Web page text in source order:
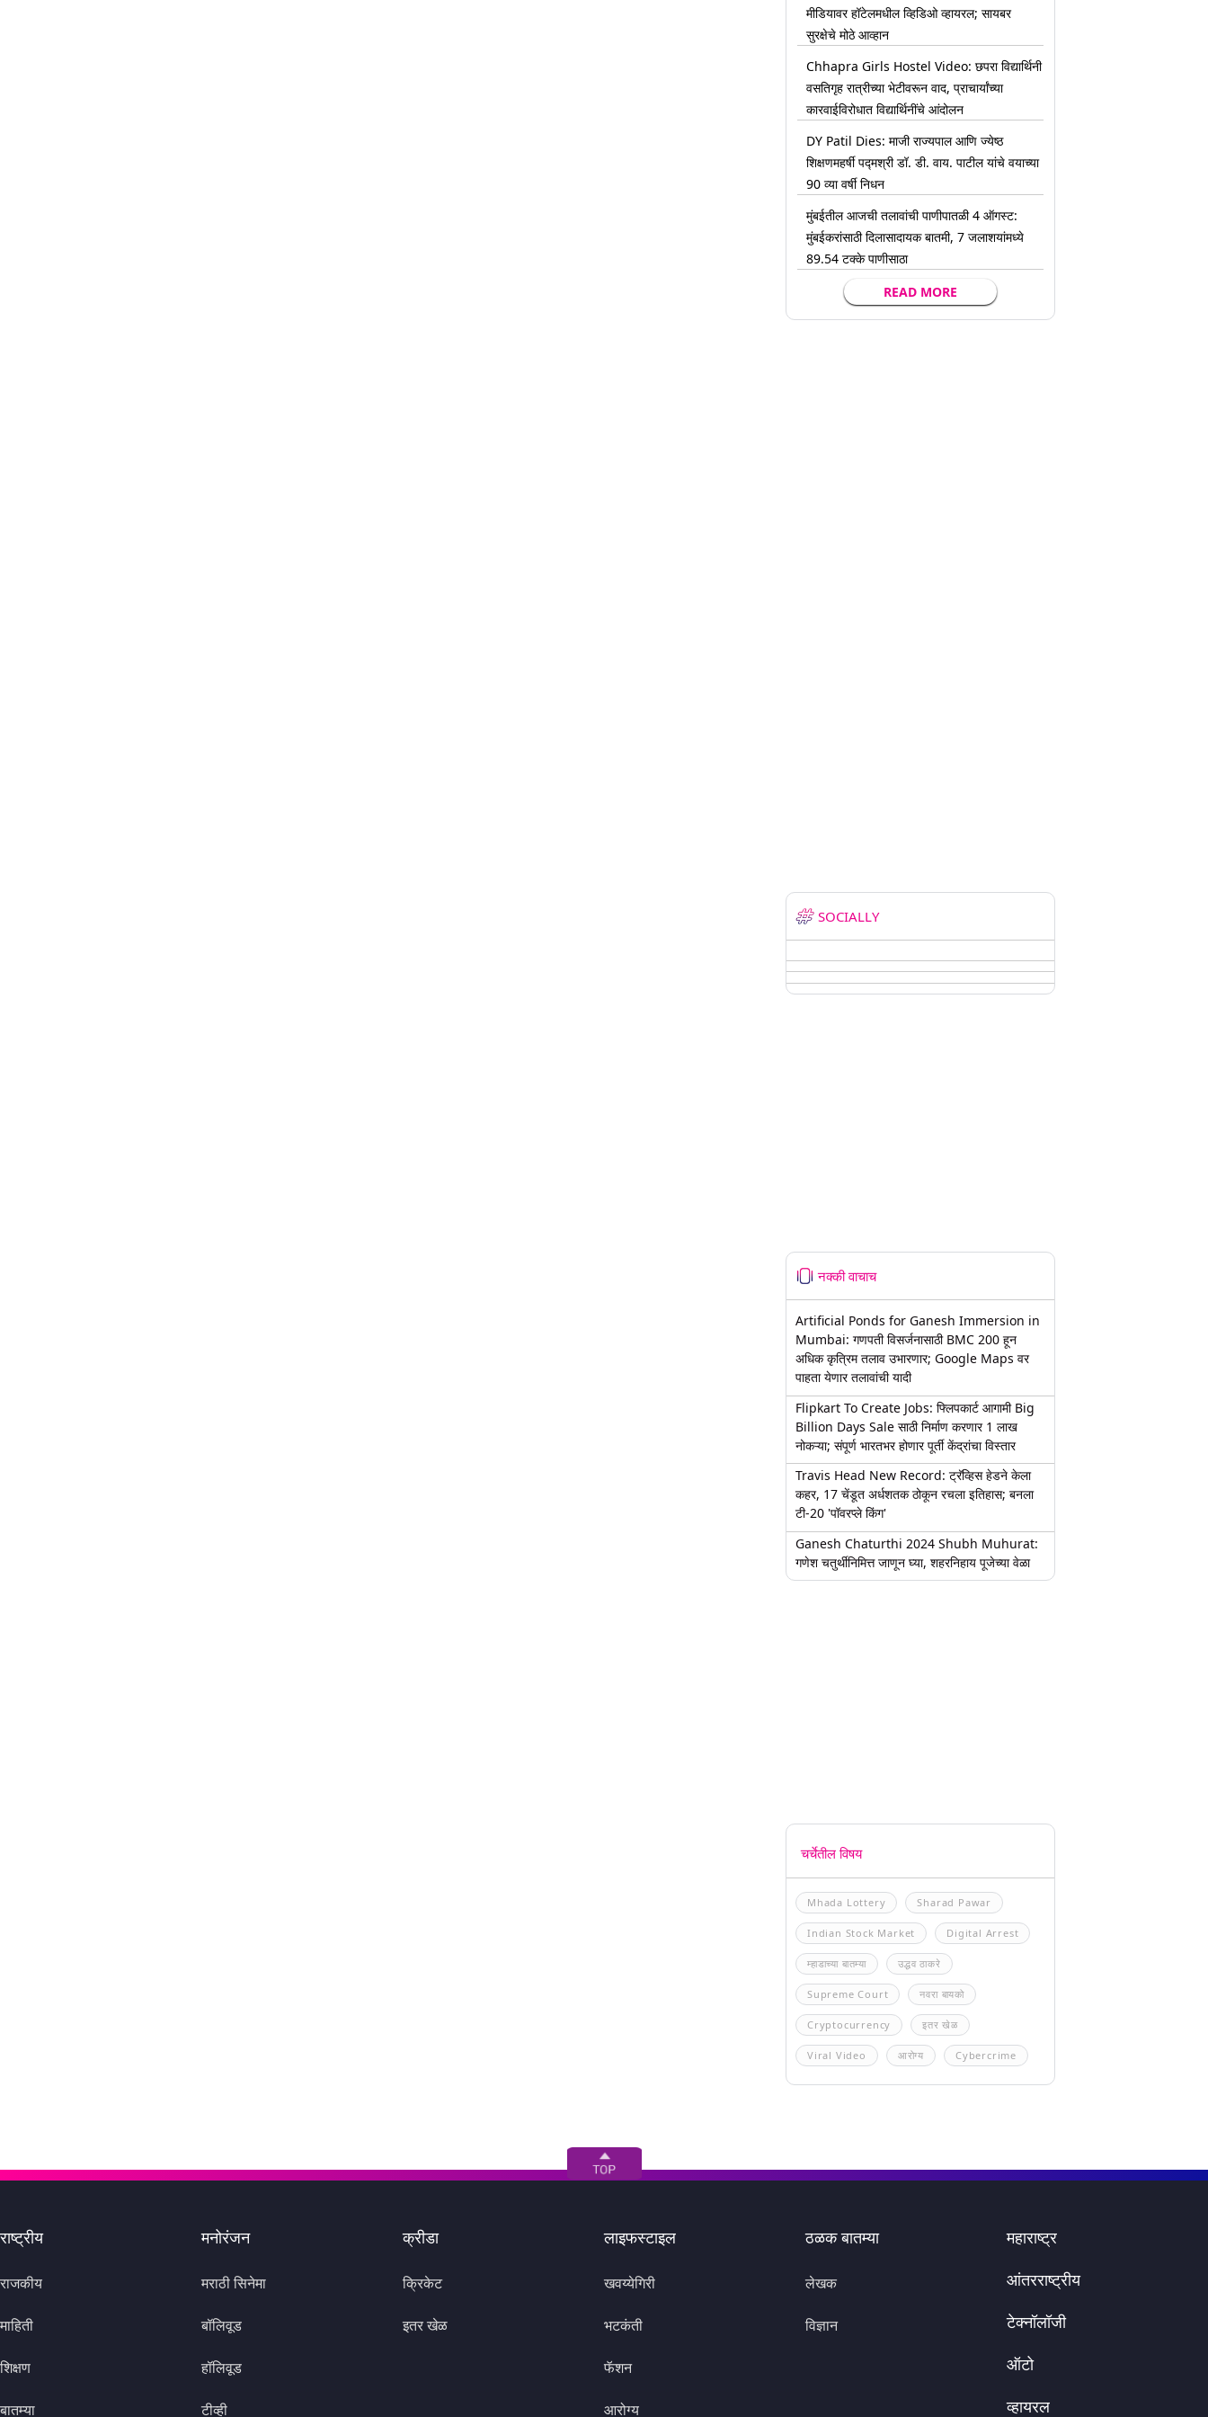
मीडियावर हॉटेलमधील व्हिडिओ व्हायरल; सायबर
सुरक्षेचे मोठे आव्हान
Chhapra Girls Hostel Video: छपरा विद्यार्थिनी
वसतिगृह रात्रीच्या भेटीवरून वाद, प्राचार्यांच्या
कारवाईविरोधात विद्यार्थिनींचे आंदोलन
DY Patil Dies: माजी राज्यपाल आणि ज्येष्ठ
शिक्षणमहर्षी पद्मश्री डॉ. डी. वाय. पाटील यांचे वयाच्या
90 व्या वर्षी निधन
मुंबईतील आजची तलावांची पाणीपातळी 4 ऑगस्ट:
मुंबईकरांसाठी दिलासादायक बातमी, 7 जलाशयांमध्ये
89.54 टक्के पाणीसाठा
READ MORE
SOCIALLY
नक्की वाचाच
Artificial Ponds for Ganesh Immersion in
Mumbai: गणपती विसर्जनासाठी BMC 200 हून
अधिक कृत्रिम तलाव उभारणार; Google Maps वर
पाहता येणार तलावांची यादी
Flipkart To Create Jobs: फ्लिपकार्ट आगामी Big
Billion Days Sale साठी निर्माण करणार 1 लाख
नोकऱ्या; संपूर्ण भारतभर होणार पूर्ती केंद्रांचा विस्तार
Travis Head New Record: ट्रॅव्हिस हेडने केला
कहर, 17 चेंडूत अर्धशतक ठोकून रचला इतिहास; बनला
टी-20 'पॉवरप्ले किंग'
Ganesh Chaturthi 2024 Shubh Muhurat:
गणेश चतुर्थीनिमित्त जाणून घ्या, शहरनिहाय पूजेच्या वेळा
चर्चेतील विषय
Mhada Lottery Sharad Pawar
Indian Stock Market Digital Arrest
म्हाडाच्या बातम्या उद्धव ठाकरे
Supreme Court नवरा बायको
Cryptocurrency इतर खेळ
Viral Video आरोग्य Cybercrime
राष्ट्रीय
राजकीय
माहिती
शिक्षण
बातम्या
मनोरंजन
मराठी सिनेमा
बॉलिवूड
हॉलिवूड
टीव्ही
क्रीडा
क्रिकेट
इतर खेळ
लाइफस्टाइल
खवय्येगिरी
भटकंती
फॅशन
आरोग्य
ठळक बातम्या
लेखक
विज्ञान
महाराष्ट्र
आंतरराष्ट्रीय
टेक्नॉलॉजी
ऑटो
व्हायरल